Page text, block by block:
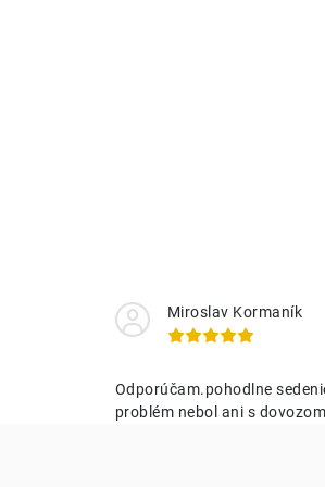
Miroslav Kormaník
Odporúčam.pohodlne
problém nebol ani s